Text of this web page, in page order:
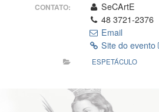
CONTATO:
SeCArtE
48 3721-2376
Email
Site do evento
ESPETÁCULO